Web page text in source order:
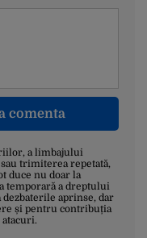
comenta
a limbajului
trimiterea repetată,
duce nu doar la
temporară a dreptului
dezbaterile aprinse, dar
și pentru contribuția
atacuri.